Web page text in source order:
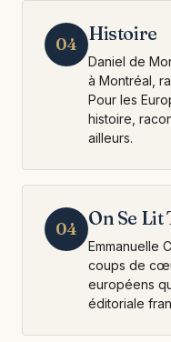
04 Histoire
Daniel de
à Montréal,
Pour les
histoire,
ailleurs.
04 On Se Lit
Emmanuelle
coups de
européens
éditoriale